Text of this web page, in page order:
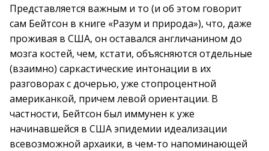
Представляется важным и то (и об этом говорит
сам Бейтсон в книге «Разум и природа»), что, даже
проживая в США, он оставался англичанином до
мозга костей, чем, кстати, объясняются отдельные
(взаимно) саркастические интонации в их
разговорах с дочерью, уже стопроцентной
американкой, причем левой ориентации. В
частности, Бейтсон был иммунен к уже
начинавшейся в США эпидемии идеализации
всевозможной архаики, в чем-то напоминающей